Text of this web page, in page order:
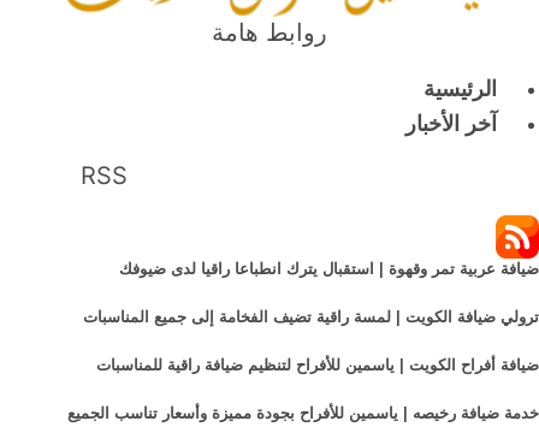
روابط هامة
الرئيسية
آخر الأخبار
RSS
ضيافة عربية تمر وقهوة | استقبال يترك انطباعا راقيا لدى ضيوفك
ترولي ضيافة الكويت | لمسة راقية تضيف الفخامة إلى جميع المناسبات
ضيافة أفراح الكويت | ياسمين للأفراح لتنظيم ضيافة راقية للمناسبات
خدمة ضيافة رخيصه | ياسمين للأفراح بجودة مميزة وأسعار تناسب الجميع